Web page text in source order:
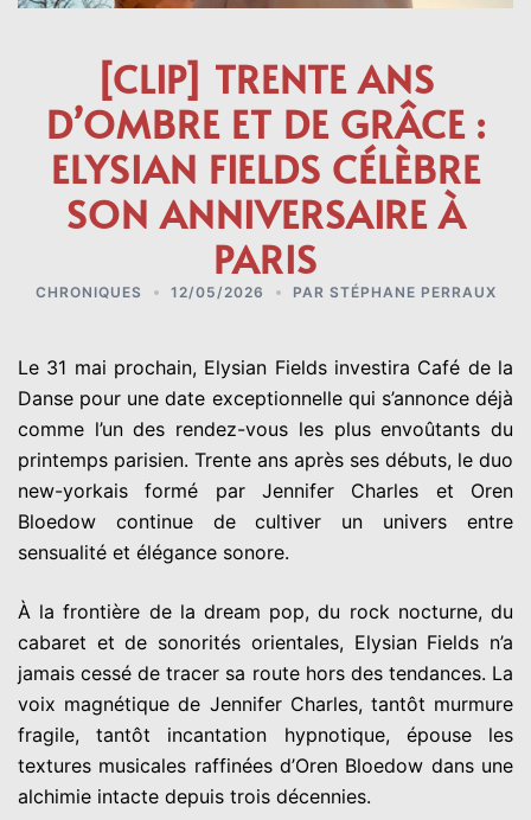
[CLIP] TRENTE ANS
D’OMBRE ET DE GRÂCE :
ELYSIAN FIELDS CÉLÈBRE
SON ANNIVERSAIRE À
PARIS
CHRONIQUES 12/05/2026 PAR STÉPHANE PERRAUX
Le 31 mai prochain, Elysian Fieldsinvestira Café de la
Danse pour une date exceptionnelle qui s’annonce déjà
comme l’un des rendez-vous les plus envoûtants du
printemps parisien. Trente ans après ses débuts, le duo
new-yorkais formé par Jennifer Charles et Oren
Bloedow continue de cultiver un univers entre
sensualité et élégance sonore.
À la frontière de la dream pop, du rock nocturne, du
cabaret et de sonorités orientales, Elysian Fields n’a
jamais cessé de tracer sa route hors des tendances. La
voix magnétique de Jennifer Charles, tantôt murmure
fragile, tantôt incantation hypnotique, épouse les
textures musicales raffinées d’Oren Bloedow dans une
alchimie intacte depuis trois décennies.